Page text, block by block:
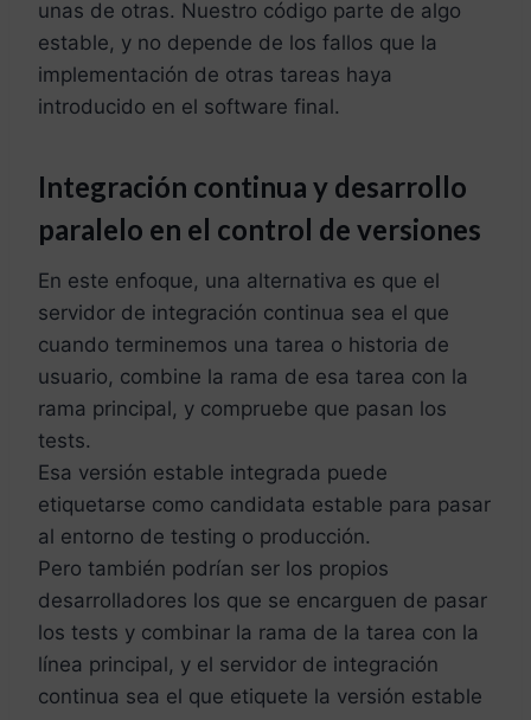
unas de otras. Nuestro código parte de algo
estable, y no depende de los fallos que la
implementación de otras tareas haya
introducido en el software final.
Integración continua y desarrollo
paralelo en el control de versiones
En este enfoque, una alternativa es que el
servidor de integración continua sea el que
cuando terminemos una tarea o historia de
usuario, combine la rama de esa tarea con la
rama principal, y compruebe que pasan los
tests.
Esa versión estable integrada puede
etiquetarse como candidata estable para pasar
al entorno de testing o producción.
Pero también podrían ser los propios
desarrolladores los que se encarguen de pasar
los tests y combinar la rama de la tarea con la
línea principal, y el servidor de integración
continua sea el que etiquete la versión estable